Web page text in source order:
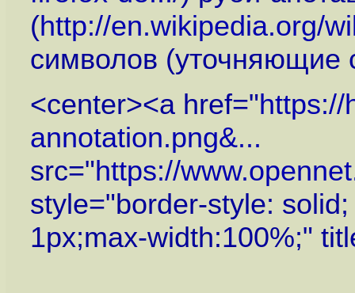
(http://en.wikipedia.org/
символов
<center><a href="https://
annotation.png&...
src="https://
style="border-style:
1px;max-width:100%;"